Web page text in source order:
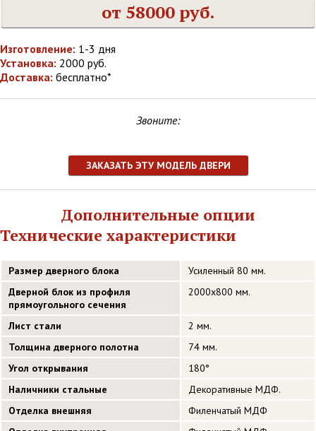
от 58000 руб.
Изготовление: 1-3 дня
Установка: 2000 руб.
Доставка: бесплатно*
Звоните:
ЗАКАЗАТЬ ЭТУ МОДЕЛЬ ДВЕРИ
Дополнительные опции
Технические характеристики
Размер дверного блока
Усиленный 80 мм.
Дверной блок из профиля
прямоугольного сечения
2000х800 мм.
Лист стали
2 мм.
Толщина дверного полотна
74 мм.
Угол открывания
180°
Наличники стальные
Декоративные МДФ.
Отделка внешняя
Филенчатый МДФ